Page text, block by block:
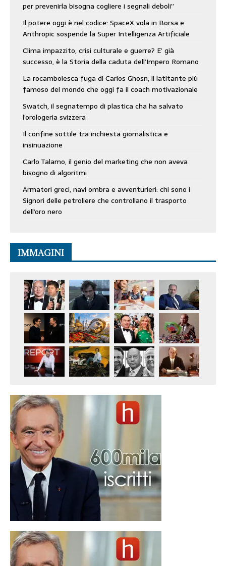
per prevenirla bisogna cogliere i segnali deboli”
Il potere oggi è nel codice: SpaceX vola in Borsa e
Anthropic sospende la Super Intelligenza Artificiale
Clima impazzito, crisi culturale e guerre? E’ già
successo, è la Storia della caduta dell’Impero Romano
La rocambolesca fuga di Carlos Ghosn, il latitante più
famoso del mondo che oggi fa il coach motivazionale
Swatch, il segnatempo di plastica cha ha salvato
l’orologeria svizzera
Il confine sottile tra inchiesta giornalistica e
insinuazione
Carlo Talamo, il genio del marketing che non aveva
bisogno di algoritmi
Armatori greci, navi ombra e avventurieri: chi sono i
Signori delle petroliere che controllano il trasporto
dell’oro nero
IMMAGINI